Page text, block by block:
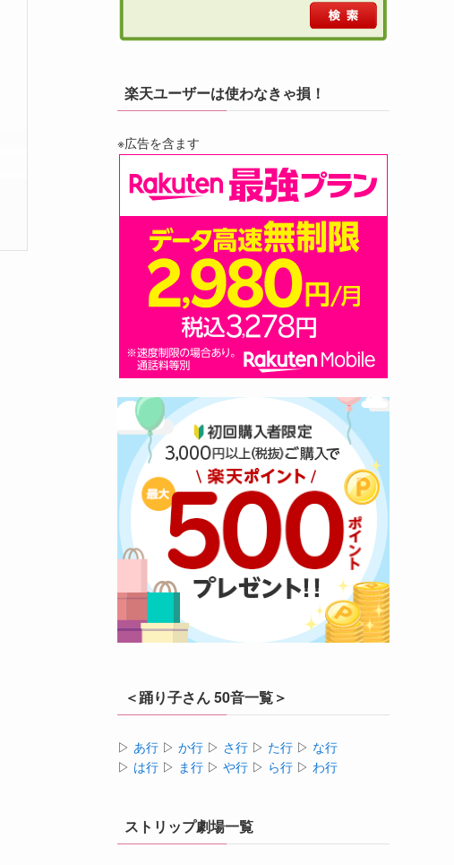
楽天ユーザーは使わなきゃ損！
※広告を含ます
＜踊り子さん 50音一覧＞
▷ あ行 ▷ か行 ▷ さ行 ▷ た行 ▷ な行
▷ は行 ▷ ま行 ▷ や行 ▷ ら行 ▷ わ行
ストリップ劇場一覧